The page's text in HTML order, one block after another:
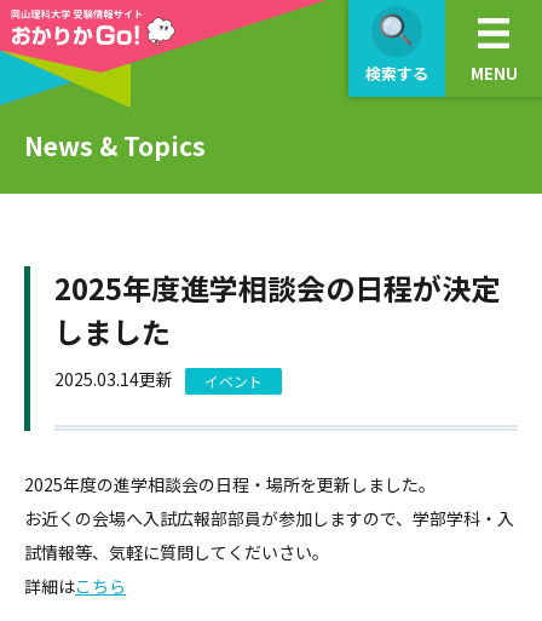
検索する MENU
News & Topics
2025年度進学相談会の日程が決定
しました
2025.03.14更新 イベント
2025年度の進学相談会の日程・場所を更新しました。
お近くの会場へ入試広報部部員が参加しますので、学部学科・入
試情報等、気軽に質問してくだいさい。
詳細はこちら